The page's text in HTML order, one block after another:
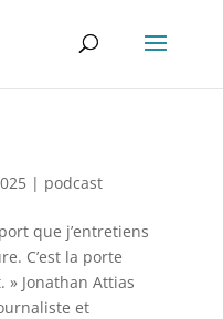
| podcast
que j’entretiens
C’est la porte
» Jonathan Attias
et